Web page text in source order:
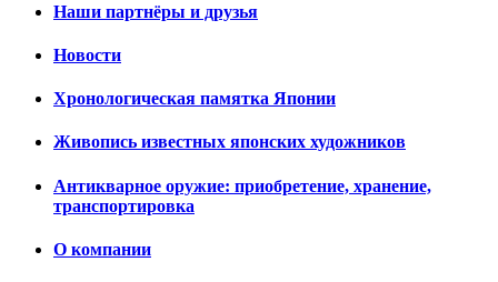
Наши партнёры и друзья
Новости
Хронологическая памятка Японии
Живопись известных японских художников
Антикварное оружие: приобретение, хранение,
транспортировка
О компании